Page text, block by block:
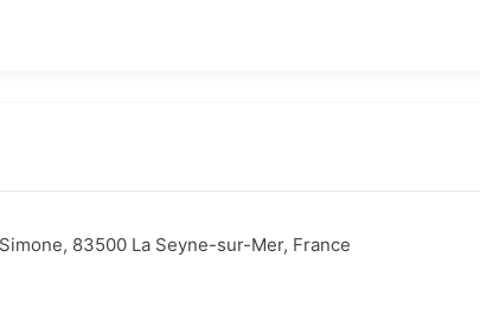
83500 La Seyne-sur-Mer, France